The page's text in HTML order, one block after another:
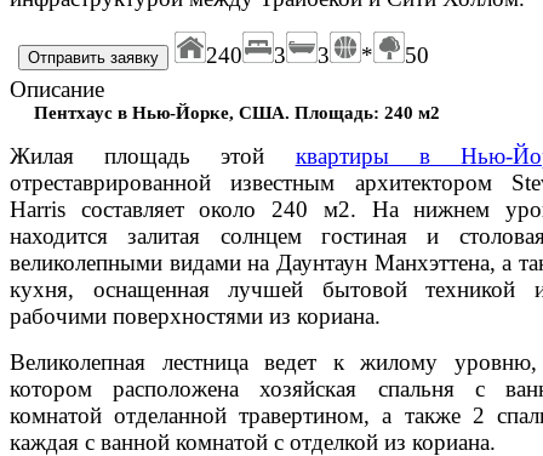
240 3 3 *
50
Описание
Пентхаус в Нью-Йорке, США. Площадь: 240 м2
Жилая площадь этой квартиры в Нью-
отреставрированной известным архитектором
Harris составляет около 240 м2. На нижнем
находится залитая солнцем гостиная и
великолепными видами на Даунтаун Манхэттена, а
кухня, оснащенная лучшей бытовой техникой
рабочими поверхностями из кориана.
Великолепная лестница ведет к жилому
котором расположена хозяйская спальня с
комнатой отделанной травертином, а также 2
каждая с ванной комнатой с отделкой из кориана.